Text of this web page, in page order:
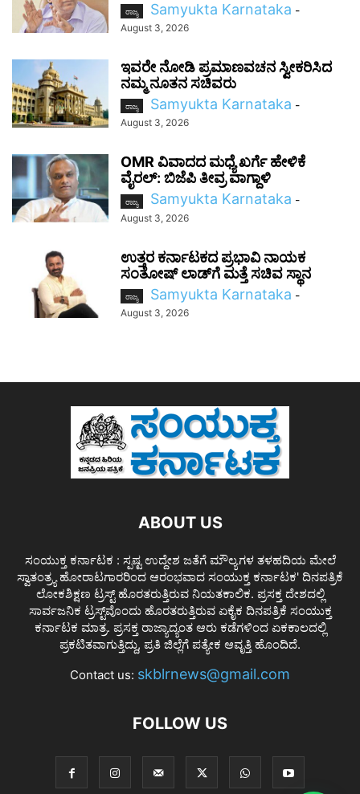
ರಾಜ್ಯ Samyukta Karnataka -
August 3, 2026
ಇವರೇ ನೋಡಿ ಪ್ರಮಾಣವಚನ ಸ್ವೀಕರಿಸಿದ
ನಮ್ಮ ನೂತನ ಸಚಿವರು
ರಾಜ್ಯ Samyukta Karnataka -
August 3, 2026
OMR ವಿವಾದದ ಮಧ್ಯೆ ಖರ್ಗೆ ಹೇಳಿಕೆ
ವೈರಲ್: ಬಿಜೆಪಿ ತೀವ್ರ ವಾಗ್ದಾಳಿ
ರಾಜ್ಯ Samyukta Karnataka -
August 3, 2026
ಉತ್ತರ ಕರ್ನಾಟಕದ ಪ್ರಭಾವಿ ನಾಯಕ
ಸಂತೋಷ್‌ ಲಾಡ್‌ಗೆ ಮತ್ತೆ ಸಚಿವ ಸ್ಥಾನ
ರಾಜ್ಯ Samyukta Karnataka -
August 3, 2026
ABOUT US
ಸಂಯುಕ್ತ ಕರ್ನಾಟಕ : ಸ್ಪಷ್ಟ ಉದ್ದೇಶ ಜತೆಗೆ ಮೌಲ್ಯಗಳ ತಳಹದಿಯ ಮೇಲೆ
ಸ್ವಾತಂತ್ರ್ಯ ಹೋರಾಟಗಾರರಿಂದ ಆರಂಭವಾದ ಸಂಯುಕ್ತ ಕರ್ನಾಟಕ' ದಿನಪತ್ರಿಕೆ
ಲೋಕಶಿಕ್ಷಣ ಟ್ರಸ್ಟ್ ಹೊರತರುತ್ತಿರುವ ನಿಯತಕಾಲಿಕ. ಪ್ರಸಕ್ತ ದೇಶದಲ್ಲಿ
ಸಾರ್ವಜನಿಕ ಟ್ರಸ್ಟ್‌ವೊಂದು ಹೊರತರುತ್ತಿರುವ ಏಕೈಕ ದಿನಪತ್ರಿಕೆ ಸಂಯುಕ್ತ
ಕರ್ನಾಟಕ ಮಾತ್ರ. ಪ್ರಸಕ್ತ ರಾಜ್ಯಾದ್ಯಂತ ಆರು ಕಡೆಗಳಿಂದ ಏಕಕಾಲದಲ್ಲಿ
ಪ್ರಕಟಿತವಾಗುತ್ತಿದ್ದು, ಪ್ರತಿ ಜಿಲ್ಲೆಗೆ ಪತ್ಯೇಕ ಆವೃತ್ತಿ ಹೊಂದಿದೆ.
Contact us: skblrnews@gmail.com
FOLLOW US